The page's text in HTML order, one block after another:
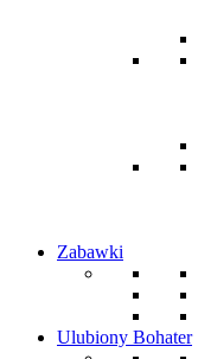
Zabawki
Ulubiony Bohater